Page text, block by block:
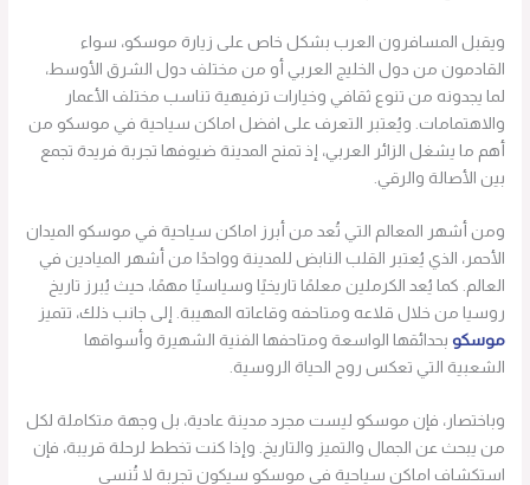
ويقبل المسافرون العرب بشكل خاص على زيارة موسكو، سواء
القادمون من دول الخليج العربي أو من مختلف دول الشرق الأوسط،
لما يجدونه من تنوع ثقافي وخيارات ترفيهية تناسب مختلف الأعمار
والاهتمامات. ويُعتبر التعرف على افضل اماكن سياحية في موسكو من
أهم ما يشغل الزائر العربي، إذ تمنح المدينة ضيوفها تجربة فريدة تجمع
بين الأصالة والرقي.
ومن أشهر المعالم التي تُعد من أبرز اماكن سياحية في موسكو الميدان
الأحمر، الذي يُعتبر القلب النابض للمدينة وواحدًا من أشهر الميادين في
العالم. كما يُعد الكرملين معلمًا تاريخيًا وسياسيًا مهمًا، حيث يُبرز تاريخ
روسيا من خلال قلاعه ومتاحفه وقاعاته المهيبة. إلى جانب ذلك، تتميز
موسكو بحدائقها الواسعة ومتاحفها الفنية الشهيرة وأسواقها
الشعبية التي تعكس روح الحياة الروسية.
وباختصار، فإن موسكو ليست مجرد مدينة عادية، بل وجهة متكاملة لكل
من يبحث عن الجمال والتميز والتاريخ. وإذا كنت تخطط لرحلة قريبة، فإن
استكشاف اماكن سياحية في موسكو سيكون تجربة لا تُنسى